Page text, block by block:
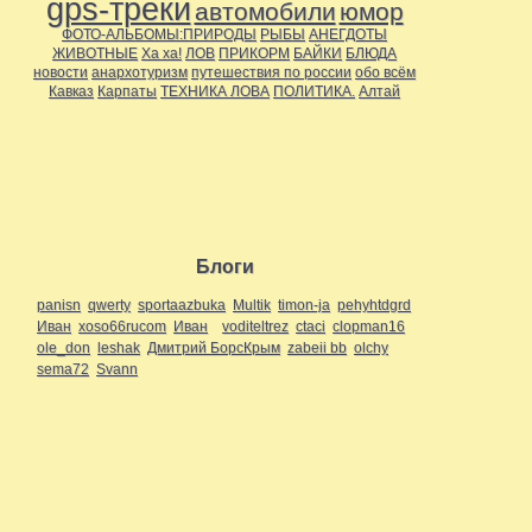
gps-треки автомобили юмор
ФОТО-АЛЬБОМЫ:ПРИРОДЫ РЫБЫ АНЕГДОТЫ
ЖИВОТНЫЕ Ха ха! ЛОВ ПРИКОРМ БАЙКИ БЛЮДА
новости анархотуризм путешествия по россии обо всём
Кавказ Карпаты ТЕХНИКА ЛОВА ПОЛИТИКА. Алтай
Блоги
panisn qwerty sportaazbuka Multik timon-ja pehyhtdgrd
Иван xoso66rucom Иван voditeltrez ctaci clopman16
ole_don leshak Дмитрий БорсКрым zabeii bb olchy
sema72 Svann